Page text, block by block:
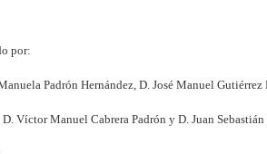
por:
Padrón Hernández, D. José Manuel
Víctor Manuel Cabrera Padrón y D. Juan Sebastián